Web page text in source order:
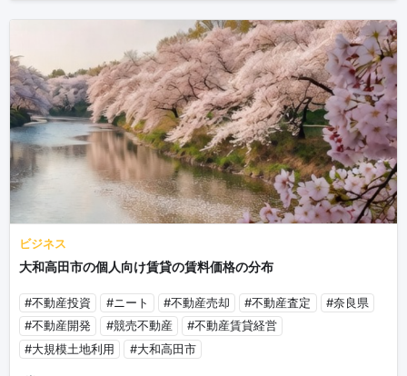
ビジネス
大和高田市の個人向け賃貸の賃料価格の分布
#不動産投資 #ニート #不動産売却 #不動産査定
#奈良県
#不動産開発
#競売不動産
#不動産賃貸経営
#大規模土地利用
#大和高田市